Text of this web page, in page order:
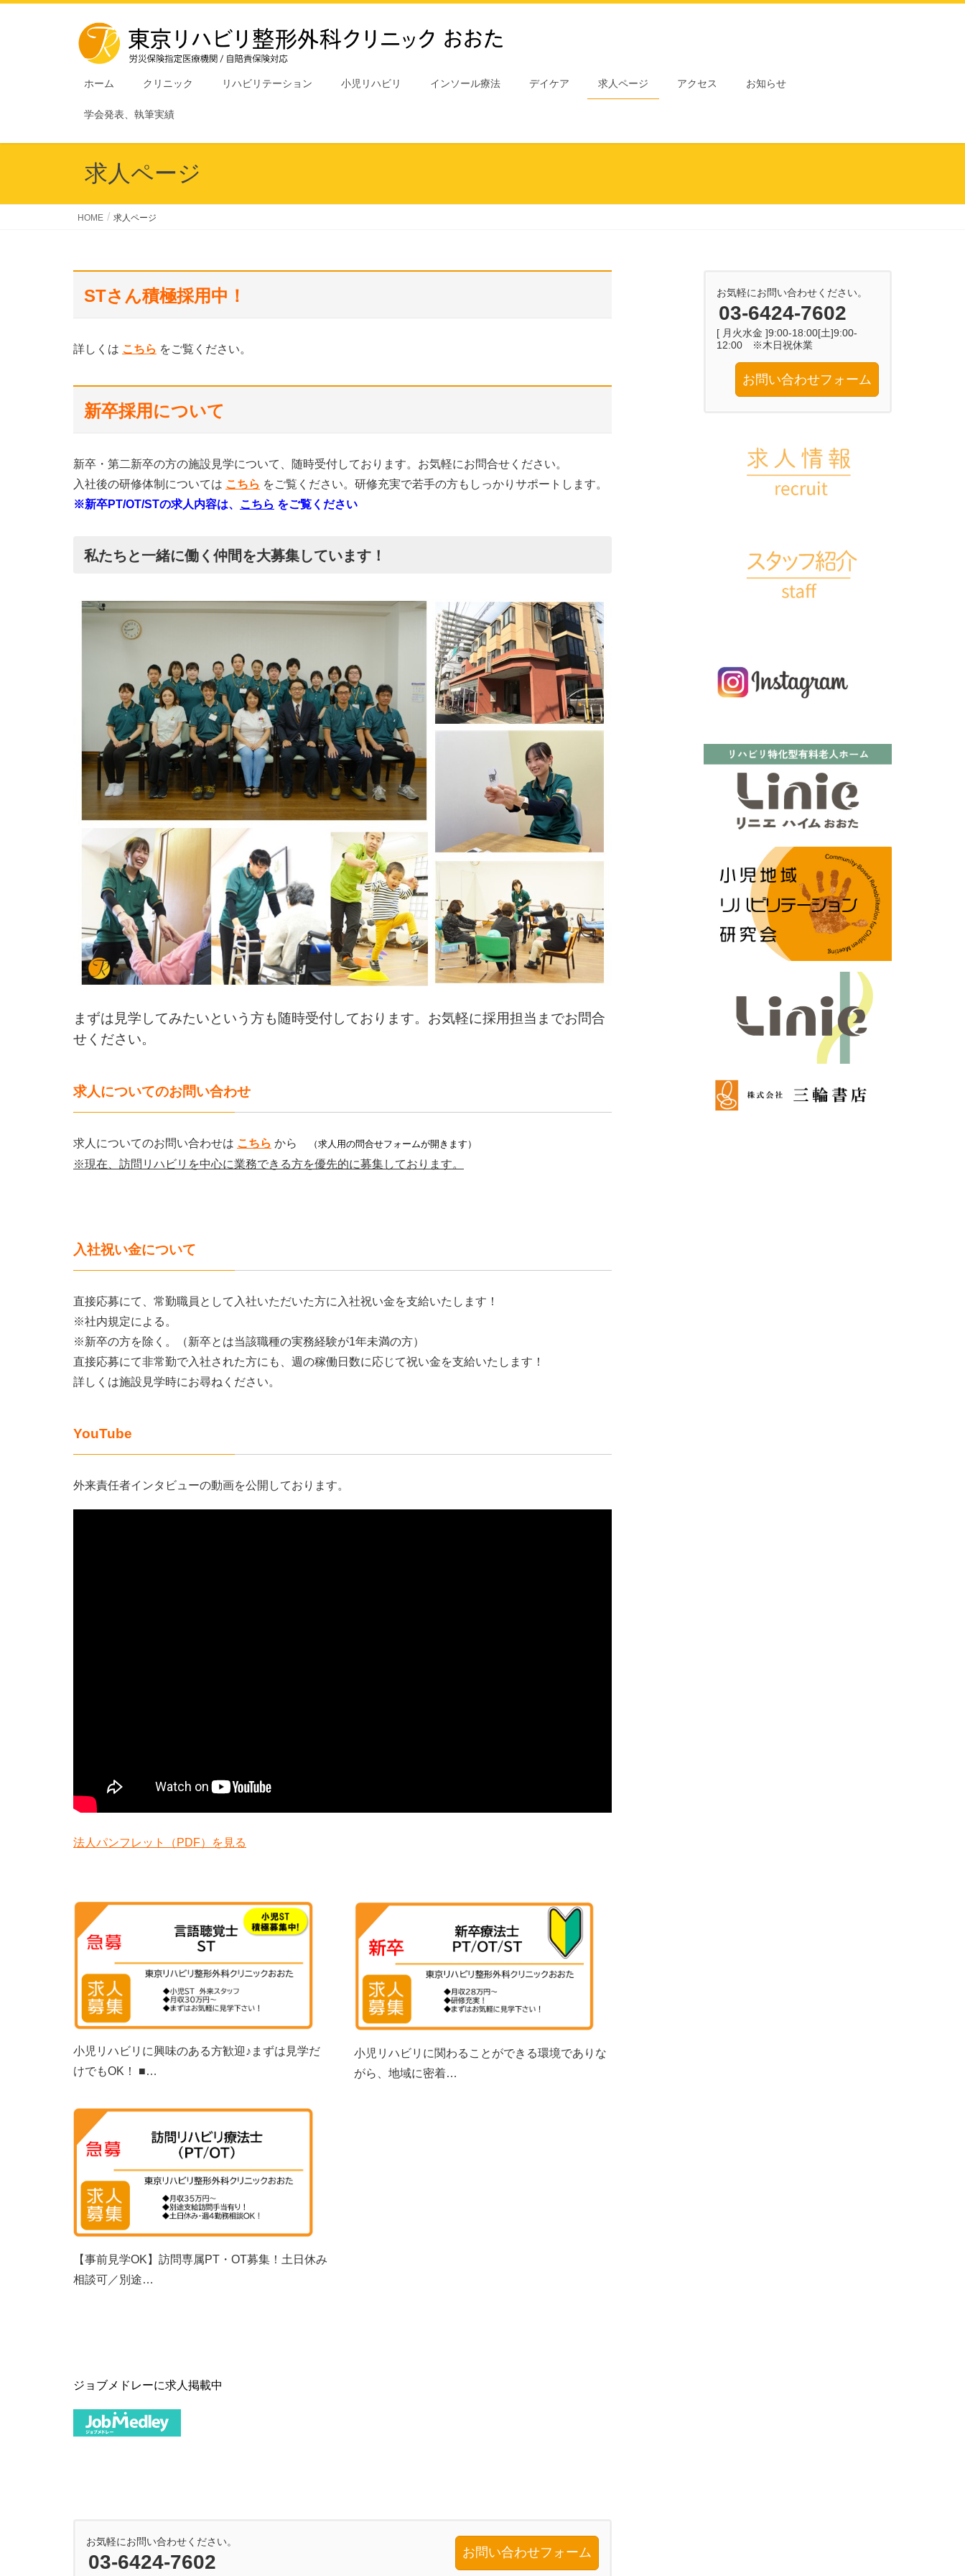
ホーム クリニック リハビリテーション 小児リハビリ インソール療法 デイケア 求人ページ アクセス お知らせ
学会発表、執筆実績
求人ページ
HOME 求人ページ
STさん積極採用中！
詳しくは こちら をご覧ください。
新卒採用について
新卒・第二新卒の方の施設見学について、随時受付しております。お気軽にお問合せください。
入社後の研修体制については こちら をご覧ください。研修充実で若手の方もしっかりサポートします。
※新卒PT/OT/STの求人内容は、 こちら をご覧ください
私たちと一緒に働く仲間を大募集しています！
まずは見学してみたいという方も随時受付しております。お気軽に採用担当までお問合
せください。
求人についてのお問い合わせ
求人についてのお問い合わせは こちら から （求人用の問合せフォームが開きます）
※現在、訪問リハビリを中心に業務できる方を優先的に募集しております。
入社祝い金について
直接応募にて、常勤職員として入社いただいた方に入社祝い金を支給いたします！
※社内規定による。
※新卒の方を除く。（新卒とは当該職種の実務経験が1年未満の方）
直接応募にて非常勤で入社された方にも、週の稼働日数に応じて祝い金を支給いたします！
詳しくは施設見学時にお尋ねください。
YouTube
外来責任者インタビューの動画を公開しております。
法人パンフレット（PDF）を見る
小児リハビリに興味のある方歓迎♪まずは見学だ
けでもOK！ ■…
小児リハビリに関わることができる環境でありな
がら、地域に密着…
【事前見学OK】訪問専属PT・OT募集！土日休み
相談可／別途…
ジョブメドレーに求人掲載中
お気軽にお問い合わせください。
03-6424-7602 お問い合わせフォーム
お気軽にお問い合わせください。
03-6424-7602
[ 月火水金 ]9:00-18:00[土]9:00-
12:00 ※木日祝休業
お問い合わせフォーム